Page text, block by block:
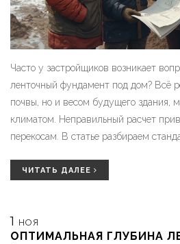
Часто у застройщиков возникает
ленточный фундамент под дом? Всё
почвы, но и весом будущего здания,
климатом. Неправильный расчет
перекосам. В статье разбираем
не ошибиться. Расскажем, где не
ЧИТАТЬ ДАЛЕЕ
1 НОЯ
ОПТИМАЛЬНАЯ ГЛУБИНА